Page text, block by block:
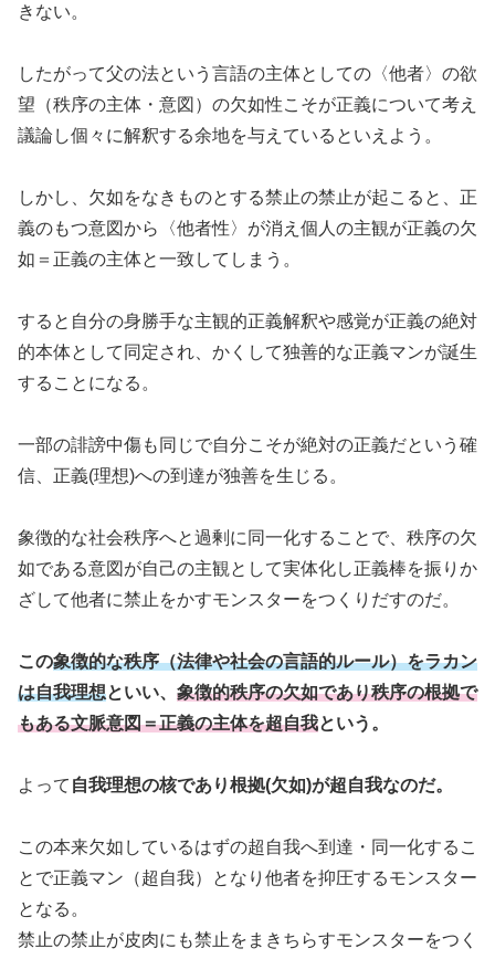
きない。
したがって父の法という言語の主体としての〈他者〉の欲
望（秩序の主体・意図）の欠如性こそが正義について考え
議論し個々に解釈する余地を与えているといえよう。
しかし、欠如をなきものとする禁止の禁止が起こると、正
義のもつ意図から〈他者性〉が消え個人の主観が正義の欠
如＝正義の主体と一致してしまう。
すると自分の身勝手な主観的正義解釈や感覚が正義の絶対
的本体として同定され、かくして独善的な正義マンが誕生
することになる。
一部の誹謗中傷も同じで自分こそが絶対の正義だという確
信、正義(理想)への到達が独善を生じる。
象徴的な社会秩序へと過剰に同一化することで、秩序の欠
如である意図が自己の主観として実体化し正義棒を振りか
ざして他者に禁止をかすモンスターをつくりだすのだ。
この象徴的な秩序（法律や社会の言語的ルール）をラカン
は自我理想といい、 象徴的秩序の欠如であり秩序の根拠で
もある文脈意図＝正義の主体を超自我という。
よって 自我理想の核であり根拠(欠如)が超自我なのだ。
この本来欠如しているはずの超自我へ到達・同一化するこ
とで正義マン（超自我）となり他者を抑圧するモンスター
となる。
禁止の禁止が皮肉にも禁止をまきちらすモンスターをつく